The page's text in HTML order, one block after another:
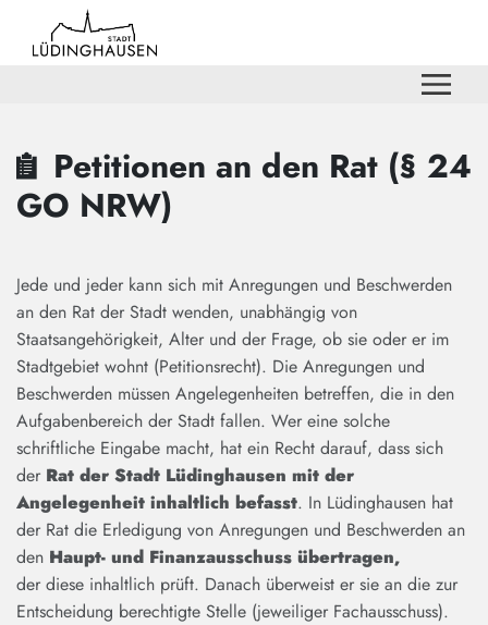
Zum Header
Zum Hauptinhalt
Zum Footer
Zum Hauptinhalt springen
Petitionen an den Rat (§ 24
GO NRW)
Jede und jeder kann sich mit Anregungen und Beschwerden
an den Rat der Stadt wenden, unabhängig von
Staatsangehörigkeit, Alter und der Frage, ob sie oder er im
Stadtgebiet wohnt (Petitionsrecht). Die Anregungen und
Beschwerden müssen Angelegenheiten betreffen, die in den
Aufgabenbereich der Stadt fallen. Wer eine solche
schriftliche Eingabe macht, hat ein Recht darauf, dass sich
der Rat der Stadt Lüdinghausen mit der
Angelegenheit inhaltlich befasst. In Lüdinghausen hat
der Rat die Erledigung von Anregungen und Beschwerden an
den Haupt- und Finanzausschuss übertragen,
der diese inhaltlich prüft. Danach überweist er sie an die zur
Entscheidung berechtigte Stelle (jeweiliger Fachausschuss).